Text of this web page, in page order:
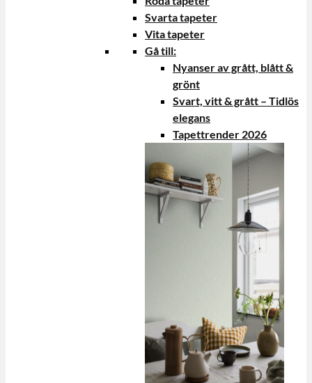
Svarta tapeter
Vita tapeter
Gå till:
Nyanser av grått, blått &
grönt
Svart, vitt & grått – Tidlös
elegans
Tapettrender 2026